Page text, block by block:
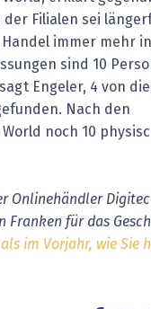
Filialen sei
immer mehr
sind 10
Engeler, 4 von
Nach den
noch 10
Onlinehändler
Franken für das
im Vorjahr, wie Sie